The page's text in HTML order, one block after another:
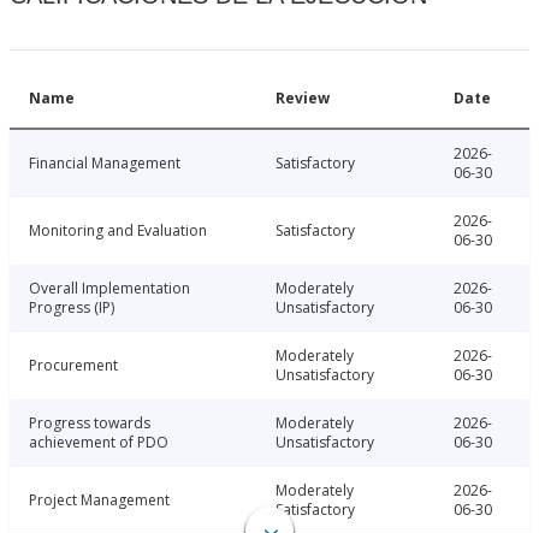
Name Review Date
Financial Management Satisfactory
2026-
06-30
Monitoring and Evaluation Satisfactory
2026-
06-30
Overall Implementation
Progress (IP)
Moderately
Unsatisfactory
2026-
06-30
Procurement
Moderately
Unsatisfactory
2026-
06-30
Progress towards
achievement of PDO
Moderately
Unsatisfactory
2026-
06-30
Project Management
Moderately
Satisfactory
2026-
06-30